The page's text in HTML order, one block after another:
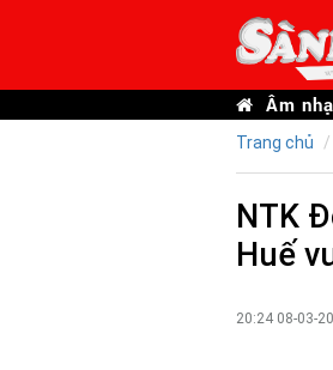
Âm
Trang chủ
NTK
Huế
20:24 08-03-